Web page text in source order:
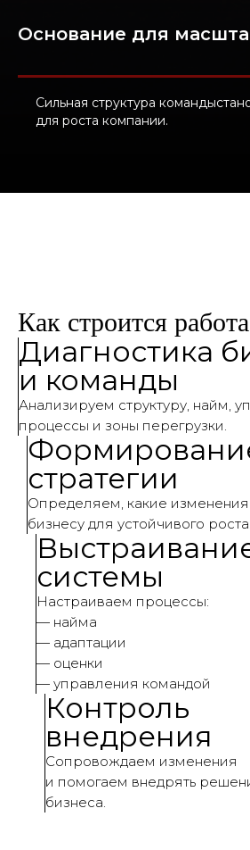
Основание для
Сильная структура
для роста компании.
Как строится работа
Диагностика
и команды
Анализируем структуру, найм,
процессы и зоны перегрузки.
стратегии
Определяем, какие
бизнесу для устойчивого роста.
системы
Настраиваем процессы:
— найма
— адаптации
— оценки
— управления командой
Контроль
внедрения
Сопровождаем изменения
и помогаем внедрять
бизнеса.